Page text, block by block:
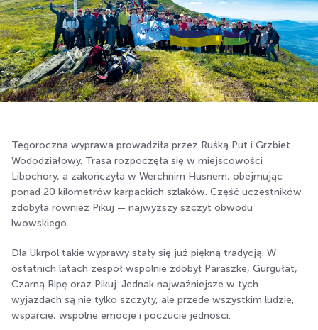
Tegoroczna wyprawa prowadziła przez Ruśką Put i Grzbiet
Wododziałowy. Trasa rozpoczęła się w miejscowości
Libochory, a zakończyła w Werchnim Husnem, obejmując
ponad 20 kilometrów karpackich szlaków. Część uczestników
zdobyła również Pikuj — najwyższy szczyt obwodu
lwowskiego.
Dla Ukrpol takie wyprawy stały się już piękną tradycją. W
ostatnich latach zespół wspólnie zdobył Paraszke, Gurgułat,
Czarną Ripę oraz Pikuj. Jednak najważniejsze w tych
wyjazdach są nie tylko szczyty, ale przede wszystkim ludzie,
wsparcie, wspólne emocje i poczucie jedności.